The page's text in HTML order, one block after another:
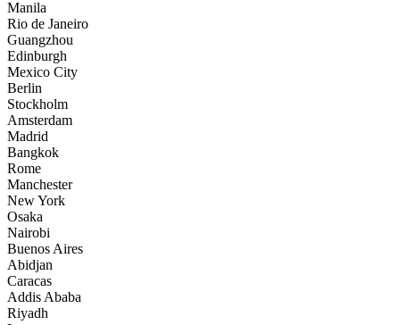
Manila
Rio de Janeiro
Guangzhou
Edinburgh
Mexico City
Berlin
Stockholm
Amsterdam
Madrid
Bangkok
Rome
Manchester
New York
Osaka
Nairobi
Buenos Aires
Abidjan
Caracas
Addis Ababa
Riyadh